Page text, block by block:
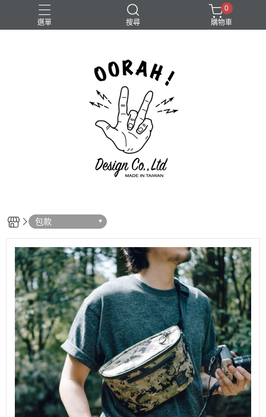
選單 搜尋
0
購物車
包款